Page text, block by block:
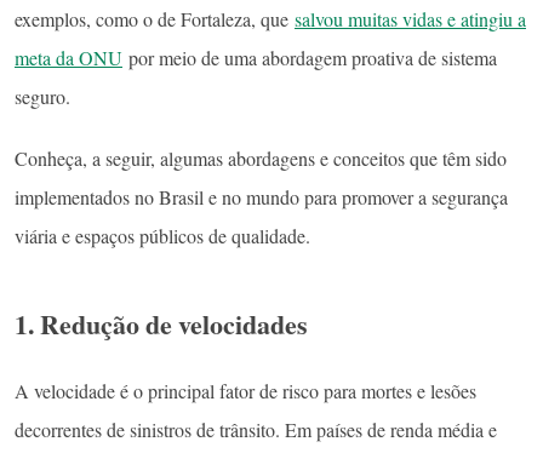
exemplos, como o de Fortaleza, que salvou muitas vidas e atingiu a
meta da ONU por meio de uma abordagem proativa de sistema
seguro.
Conheça, a seguir, algumas abordagens e conceitos que têm sido
implementados no Brasil e no mundo para promover a segurança
viária e espaços públicos de qualidade.
1. Redução de velocidades
A velocidade é o principal fator de risco para mortes e lesões
decorrentes de sinistros de trânsito. Em países de renda média e